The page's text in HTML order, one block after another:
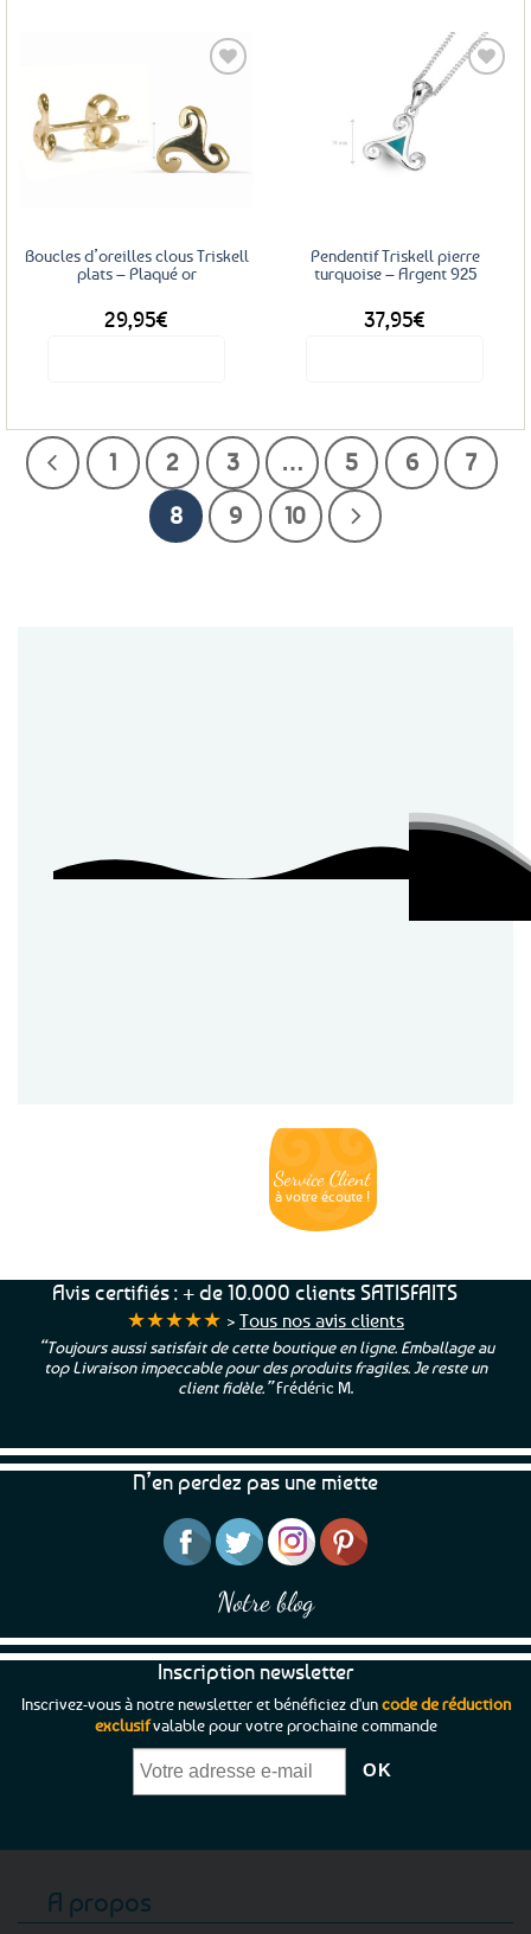
Ajouter
aux
favoris
Boucles d’oreilles clous Triskell
plats – Plaqué or
29,95€
Pendentif Triskell pierre
turquoise – Argent 925
37,95€
1 2 3 … 5 6
7
8
9 10
Service Client
à votre écoute !
Avis certifiés : + de 10.000 clients SATISFAITS
★★★★★ > Tous nos avis clients
“Toujours aussi satisfait de cette boutique en ligne. Emballage au
top Livraison impeccable pour des produits fragiles. Je reste un
client fidèle.”Frédéric M.
N’en perdez pas une miette
Notre blog
Inscription newsletter
Inscrivez-vous à notre newsletter et bénéficiez d'uncode de réduction
exclusifvalable pour votre prochaine commande
A propos